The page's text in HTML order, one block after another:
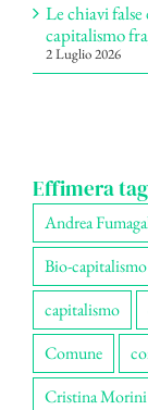
Le chiavi
capitalismo
2 Luglio 2026
Effimera
Andrea
Bio-
capitalismo
Comune
Cristina Morini